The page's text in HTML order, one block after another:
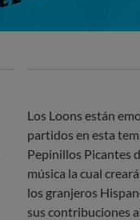
Los Loons están
partidos en esta
Pepinillos Picantes
música la cual
los granjeros
sus contribuciones